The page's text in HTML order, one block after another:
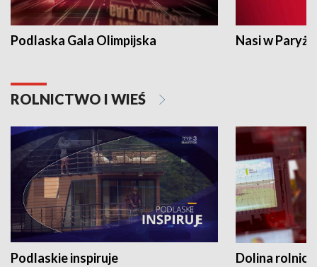
Podlaska Gala Olimpijska Nasi w Paryżu
ROLNICTWO I WIEŚ
Podlaskie inspiruje Dolina